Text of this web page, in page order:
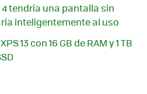
tendría una pantalla sin
inteligentemente al uso
13 con 16 GB de RAM y 1 TB